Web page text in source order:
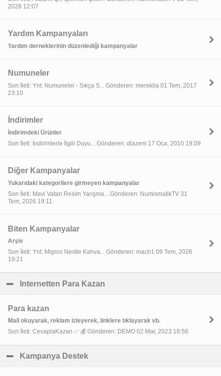
2026 12:07
Yardım Kampanyaları
Yardım derneklerinin düzenlediği kampanyalar
Numuneler
Son İleti: Ynt: Numuneler - Sıkça S... Gönderen: merekila 01 Tem, 2017
23:10
İndirimler
İndirimdeki Ürünler
Son İleti: İndirimlerle İlgili Duyu... Gönderen: diazem 17 Oca, 2010 19:09
Diğer Kampanyalar
Yukarıdaki kategorilere girmeyen kampanyalar
Son İleti: Mavi Vatan Resim Yarışma... Gönderen: NumismatikTV 31
Tem, 2026 19:11
Biten Kampanyalar
Arşiv
Son İleti: Ynt: Migros Nestle Kahva... Gönderen: mach1 09 Tem, 2026
19:21
Internetten Para Kazan
Para kazan
Mail okuyarak, reklam izleyerek, linklere tıklayarak vb.
Son İleti: CevaplaKazan ✅ 💰 Gönderen: DEMO 02 Mar, 2023 18:56
Kampanya Destek